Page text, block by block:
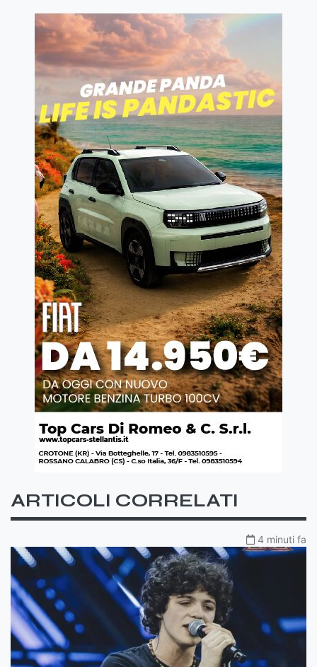
ARTICOLI CORRELATI
4 minuti fa